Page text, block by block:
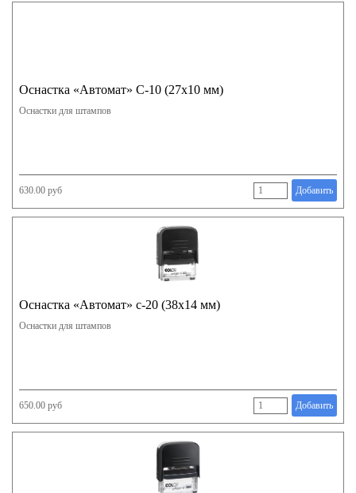
Оснастка «Автомат» С-10 (27х10 мм)
Оснастки для штампов
630.00 руб Добавить
Оснастка «Автомат» с-20 (38х14 мм)
Оснастки для штампов
650.00 руб Добавить